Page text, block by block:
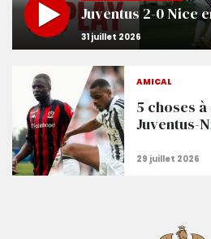
Juventus 2-0 Nice
AMICAL
5 choses
Juventus-